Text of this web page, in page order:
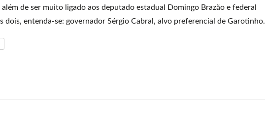
de ser muito ligado aos deputado estadual Domingo Brazão e federal
dois, entenda-se: governador Sérgio Cabral, alvo preferencial de Garotinho.